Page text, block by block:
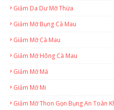
Giảm Da Dư Mỡ Thừa
Giảm Mỡ Bụng Cà Mau
Giảm Mỡ Cà Mau
Giảm Mỡ Hông Cà Mau
Giảm Mỡ Má
Giảm Mỡ Mi
Giảm Mỡ Thon Gọn Bụng An Toàn